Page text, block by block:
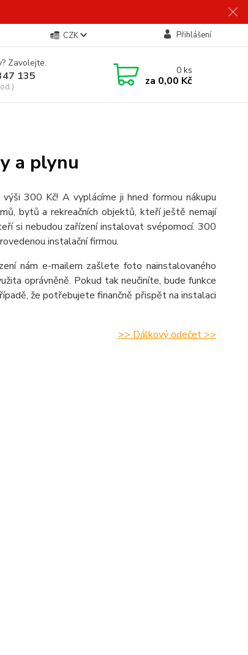
CZK Přihlášení
Zavolejte.
135 0ks
za 0,00 Kč
a plynu
300 Kč! A vyplácíme ji hned formou nákupu
bytů a rekreačních objektů, kteří ještě nemají
si nebudou zařízení instalovat svépomocí. 300
instalační firmou.
nám e-mailem zašlete foto nainstalovaného
oprávněně. Pokud tak neučiníte, bude funkce
že potřebujete finančně přispět na instalaci
>> Dálkový odečet >>